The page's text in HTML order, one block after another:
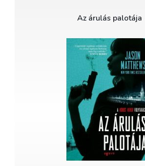
Az árulás palotája